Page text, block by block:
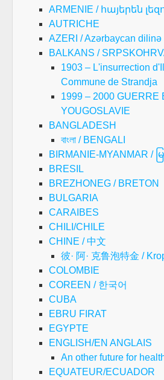
ARMENIE / հայերեն
AUTRICHE
AZERI / Azərbaycan dilinə
BALKANS /
1903 – L'insurrection
Commune de Strandja
1999 – 2000 GUERRE
YOUGOSLAVIE
BANGLADESH
বাংলা / BENGALI
BIRMANIE-MYANMAR /
BRESIL
BREZHONEG / BRETON
BULGARIA
CARAIBES
CHILI/CHILE
CHINE / 中文
彼· 阿· 克鲁泡特金 /
COLOMBIE
COREEN / 한국어
CUBA
EBRU FIRAT
EGYPTE
ENGLISH/EN ANGLAIS
An other future for
EQUATEUR/ECUADOR